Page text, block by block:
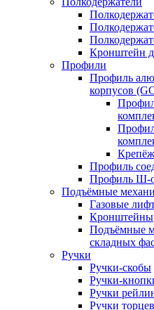
Кронштейн
Профили
Профиль
корпусов
Крепёж
Профиль
Профиль Ш-
Подъёмные
Газовые
Кронштейны
Подъёмные
складных
Ручки
Ручки-скобы
Ручки-
Ручки
Ручки